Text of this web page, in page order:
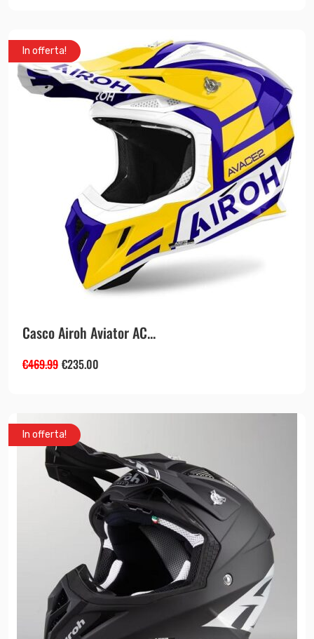
In offerta!
Casco Airoh Aviator AC...
€469.99 €235.00
In offerta!